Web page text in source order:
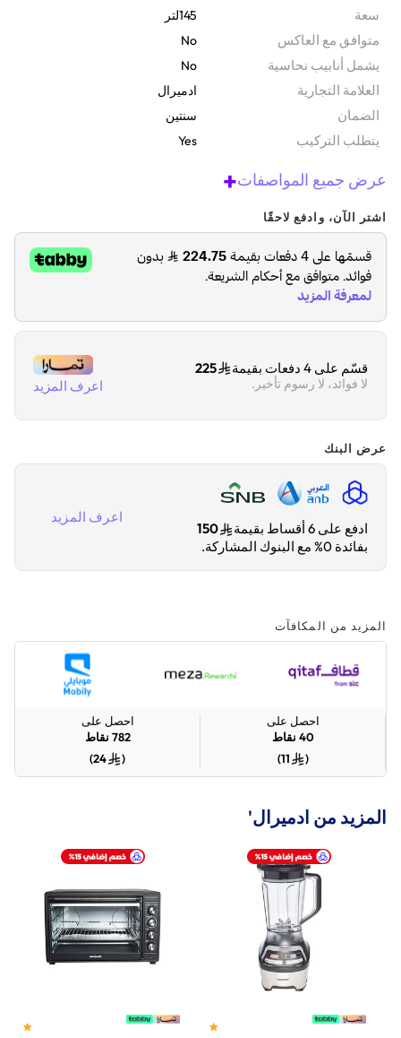
سعة 145لتر
متوافق مع العاكس No
يشمل أنابيب نحاسية No
‫العلامة التجارية ادميرال
الضمان‬ سنتين
يتطلب التركيب Yes
عرض جميع المواصفات+
اشتر الآن، وادفع لاحقًا
قسّم على 4 دفعات بقيمة 225
لا فوائد، لا رسوم تأخير. اعرف المزيد
عرض البنك
ادفع على 6 أقساط بقيمة
150
بفائدة 0% مع البنوك المشاركة.
اعرف المزيد
المزيد من المكافآت
احصل على
40 نقاط
(
11
)
احصل على
782 نقاط
(
24
)
المزيد من ادميرال'